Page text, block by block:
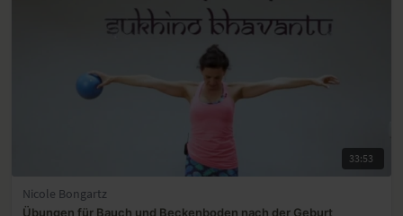
33:53
Nicole Bongartz
Übungen für Bauch und Beckenboden nach der Geburt